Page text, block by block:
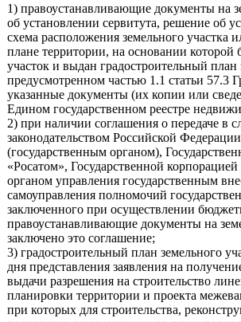
1) правоустанавливающие документы на
об установлении сервитута, решение об
схема расположения земельного участка
плане территории, на основании
участок и выдан градостроительный план
предусмотренном частью 1.1 статьи 57.3
указанные документы (их копии или
Едином государственном реестре
2) при наличии соглашения о передаче в
законодательством Российской
(государственным органом),
«Росатом», Государственной
органом управления государственным
самоуправления полномочий
заключенного при осуществлении
правоустанавливающие документы на
заключено это соглашение;
3) градостроительный план земельного
дня представления заявления на
выдачи разрешения на строительство
планировки территории и проекта
при которых для строительства,